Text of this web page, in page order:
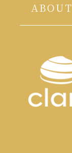
ABOUT